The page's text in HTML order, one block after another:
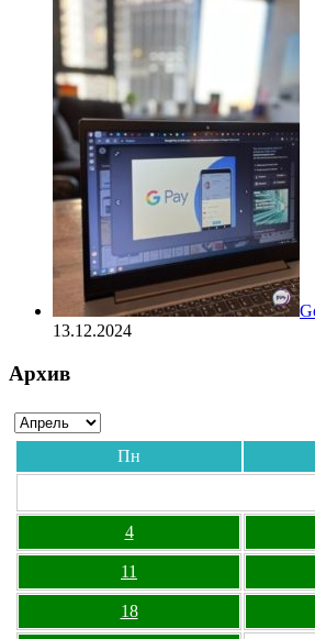
13.12.2024
Архив
Пн
4
11
18